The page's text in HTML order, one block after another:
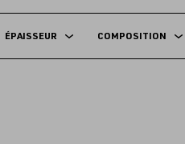
ÉPAISSEUR COMPOSITION